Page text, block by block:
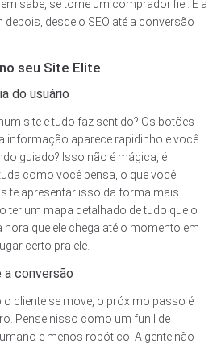
sabe, se torne um comprador fiel. É a
depois, desde o SEO até a conversão
seu Site Elite
do usuário
site e tudo faz sentido? Os botões
informação aparece rapidinho e você
guiado? Isso não é mágica, é
como você pensa, o que você
te apresentar isso da forma mais
ter um mapa detalhado de tudo que o
hora que ele chega até o momento em
certo pra ele.
a conversão
o cliente se move, o próximo passo é
Pense nisso como um funil de
e menos robótico. A gente não